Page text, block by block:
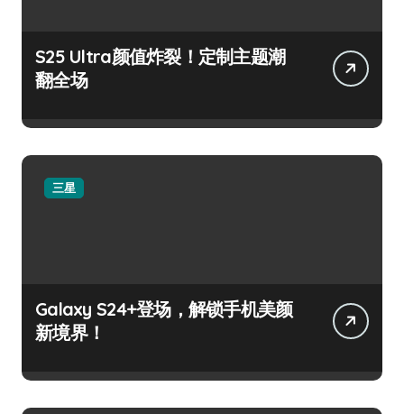
S25 Ultra颜值炸裂！定制主题潮
翻全场
三星
Galaxy S24+登场，解锁手机美颜
新境界！